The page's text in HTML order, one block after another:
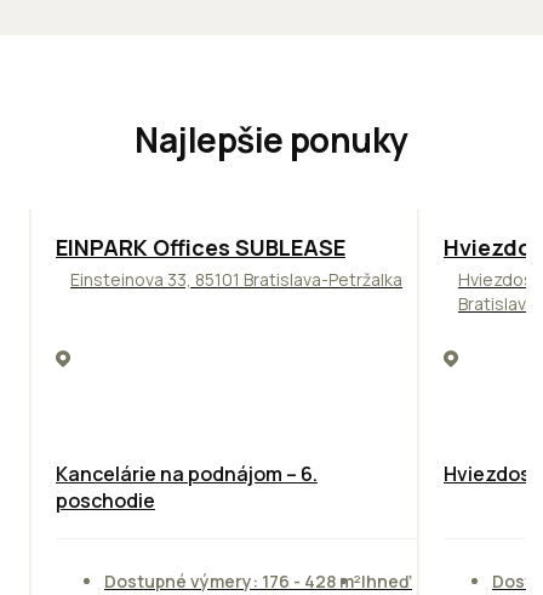
Najlepšie ponuky
TOP ODPORÚČAME
EINPARK Offices SUBLEASE
Einsteinova 33, 85101 Bratislava-Petržalka
Kancelárie na podnájom – 6.
poschodie
Dostupné výmery: 176 - 428 m²Ihneď